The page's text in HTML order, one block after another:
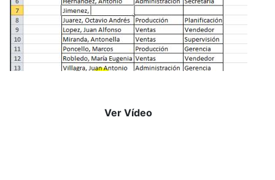
Ver Vídeo